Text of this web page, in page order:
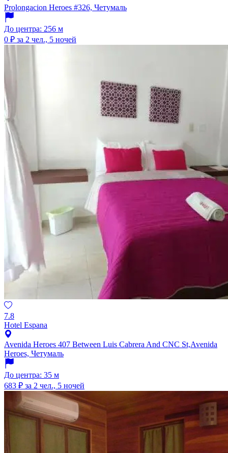
Prolongacion Heroes #326, Четумаль
До центра: 256 м
0 ₽ за 2 чел., 5 ночей
7.8
Hotel Espana
Avenida Heroes 407 Between Luis Cabrera And CNC St,Avenida
Heroes, Четумаль
До центра: 35 м
683 ₽ за 2 чел., 5 ночей